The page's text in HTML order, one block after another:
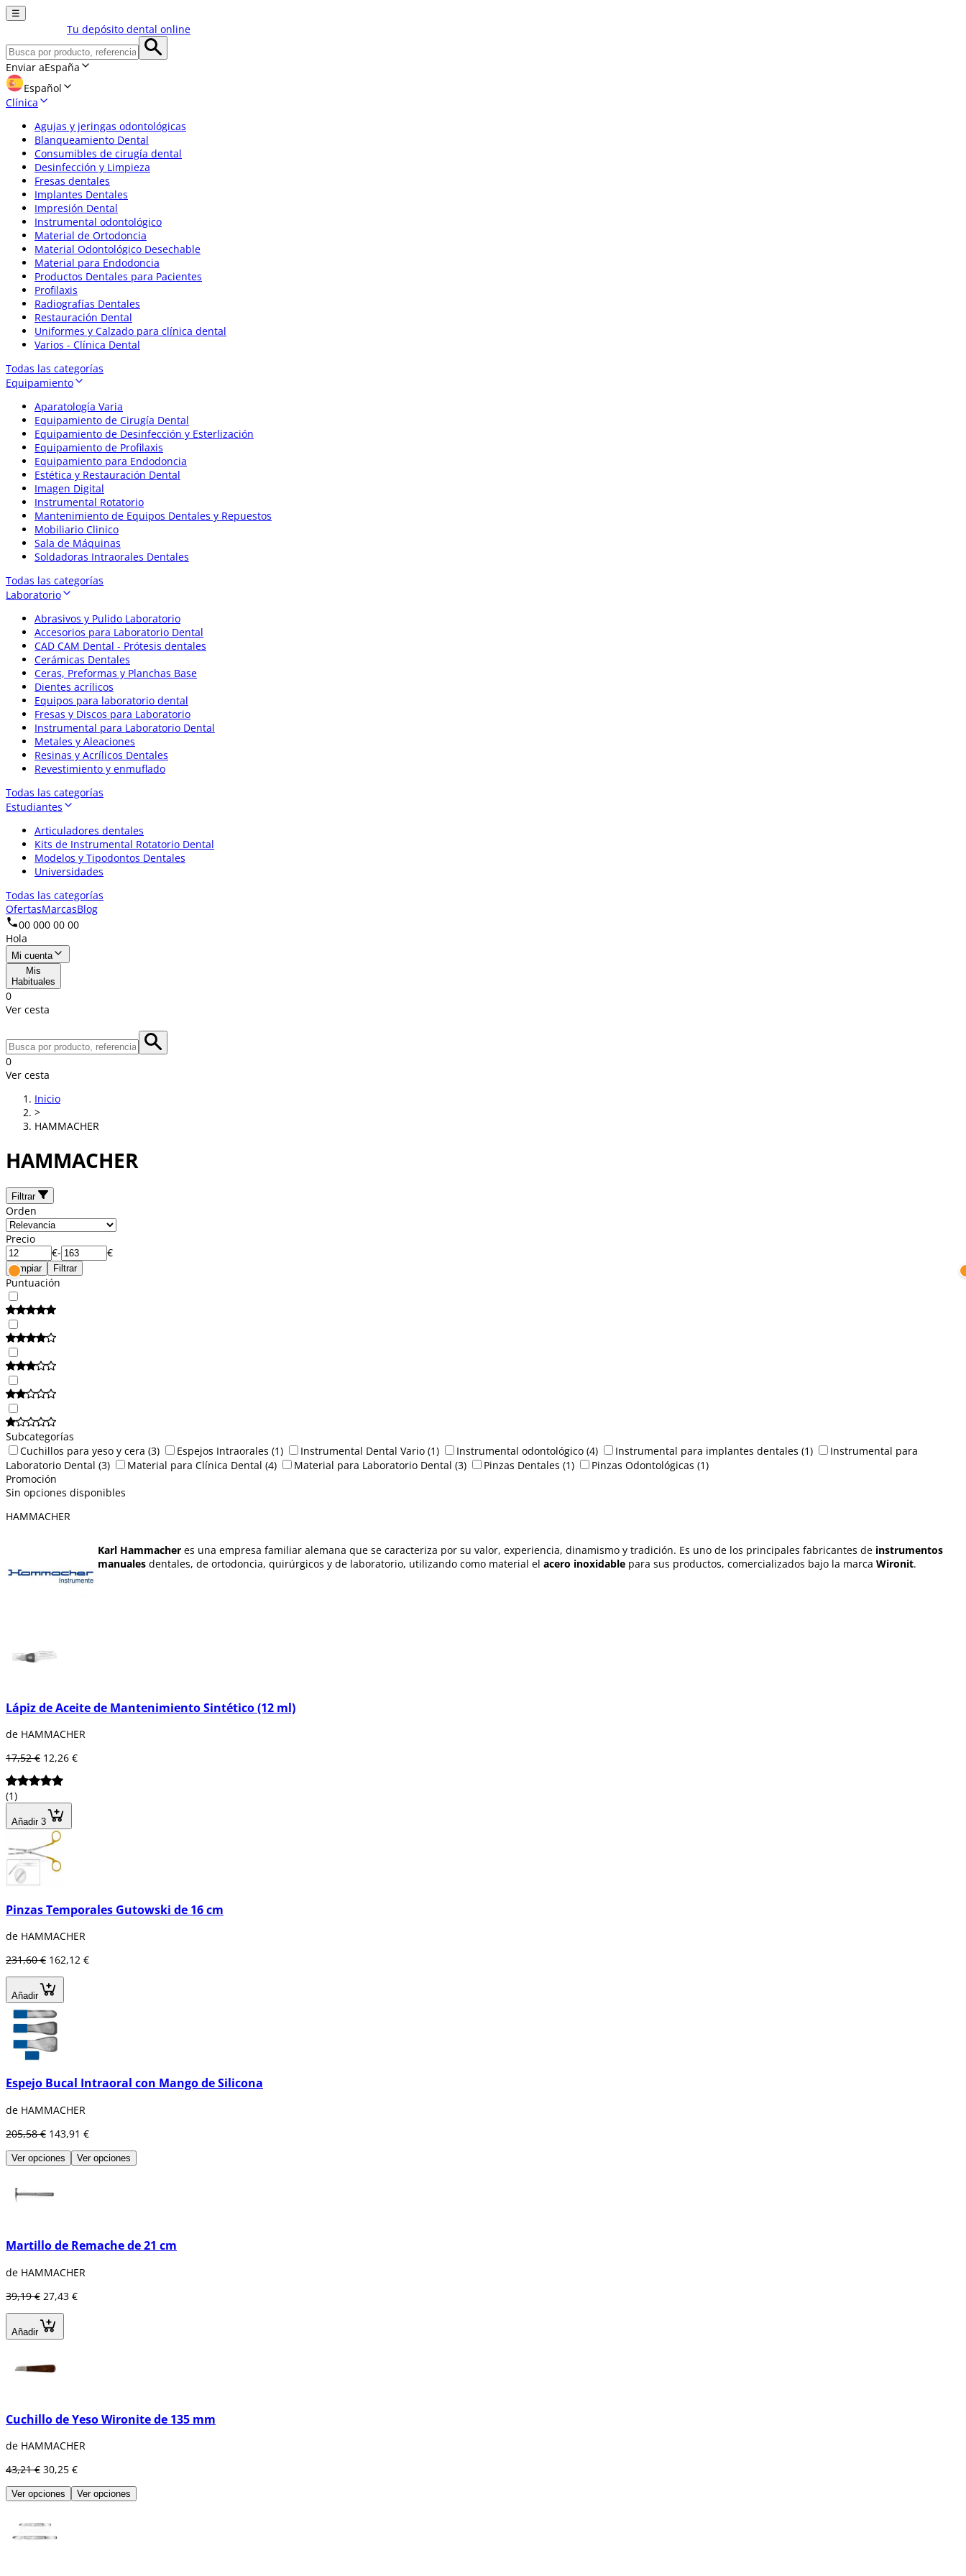
☰
Tu depósito dental online
Enviar aEspaña
Español
Clínica
Agujas y jeringas odontológicas
Blanqueamiento Dental
Consumibles de cirugía dental
Desinfección y Limpieza
Fresas dentales
Implantes Dentales
Impresión Dental
Instrumental odontológico
Material de Ortodoncia
Material Odontológico Desechable
Material para Endodoncia
Productos Dentales para Pacientes
Profilaxis
Radiografías Dentales
Restauración Dental
Uniformes y Calzado para clínica dental
Varios - Clínica Dental
Todas las categorías
Equipamiento
Aparatología Varia
Equipamiento de Cirugía Dental
Equipamiento de Desinfección y Esterlización
Equipamiento de Profilaxis
Equipamiento para Endodoncia
Estética y Restauración Dental
Imagen Digital
Instrumental Rotatorio
Mantenimiento de Equipos Dentales y Repuestos
Mobiliario Clinico
Sala de Máquinas
Soldadoras Intraorales Dentales
Todas las categorías
Laboratorio
Abrasivos y Pulido Laboratorio
Accesorios para Laboratorio Dental
CAD CAM Dental - Prótesis dentales
Cerámicas Dentales
Ceras, Preformas y Planchas Base
Dientes acrílicos
Equipos para laboratorio dental
Fresas y Discos para Laboratorio
Instrumental para Laboratorio Dental
Metales y Aleaciones
Resinas y Acrílicos Dentales
Revestimiento y enmuflado
Todas las categorías
Estudiantes
Articuladores dentales
Kits de Instrumental Rotatorio Dental
Modelos y Tipodontos Dentales
Universidades
Todas las categorías
OfertasMarcasBlog
00 000 00 00
Hola
Mi cuenta
Mis
Habituales
0
Ver cesta
0
Ver cesta
Inicio
>
HAMMACHER
HAMMACHER
Filtrar
Orden
Precio
€- €
Limpiar Filtrar
Puntuación
Subcategorías
Cuchillos para yeso y cera (3) Espejos Intraorales (1) Instrumental Dental Vario (1) Instrumental odontológico (4) Instrumental para implantes dentales (1)
Instrumental para
Laboratorio Dental (3) Material para Clínica Dental (4) Material para Laboratorio Dental (3) Pinzas Dentales (1) Pinzas Odontológicas (1)
Promoción
Sin opciones disponibles
HAMMACHER
Karl Hammacher es una empresa familiar alemana que se caracteriza por su valor, experiencia, dinamismo y tradición. Es uno de los principales fabricantes de instrumentos
manuales dentales, de ortodoncia, quirúrgicos y de laboratorio, utilizando como material el acero inoxidable para sus productos, comercializados bajo la marca Wironit.
Lápiz de Aceite de Mantenimiento Sintético (12 ml)
de HAMMACHER
17,52 € 12,26 €
(1)
Añadir 3
Pinzas Temporales Gutowski de 16 cm
de HAMMACHER
231,60 € 162,12 €
Añadir
Espejo Bucal Intraoral con Mango de Silicona
de HAMMACHER
205,58 € 143,91 €
Ver opciones Ver opciones
Martillo de Remache de 21 cm
de HAMMACHER
39,19 € 27,43 €
Añadir
Cuchillo de Yeso Wironite de 135 mm
de HAMMACHER
43,21 € 30,25 €
Ver opciones Ver opciones